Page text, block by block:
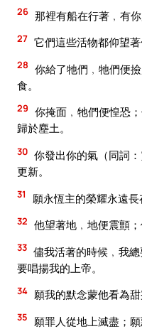
26 那裡有船在行著﹐有
27 它們這些活物都仰望著
28 你給了牠們﹐牠們便
食。
29 你掩面﹐牠們便惶恐
歸於塵土。
30 你發出你的氣（同詞
更新。
31 願永恆主的榮耀永遠長
32 他望著地﹐地便震顫；
33 儘我活著的時候﹐我
要唱揚我的上帝。
34 願我的默念蒙他看為
35
願罪人從地上滅盡；